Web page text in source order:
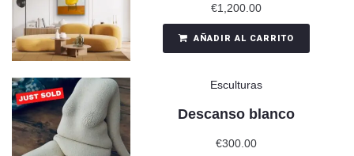
€1,200.00
AÑADIR AL CARRITO
Esculturas
Descanso blanco
€300.00